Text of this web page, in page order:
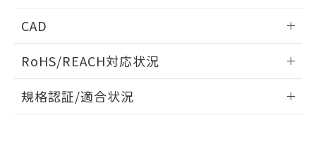
CAD
ドすることができます。
ログイン/会員登録
RoHS/REACH対応状況
EU RoHS 注意事項・凡例
規格認証/適合状況